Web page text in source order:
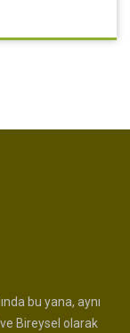
bu yana, aynı
Bireysel olarak